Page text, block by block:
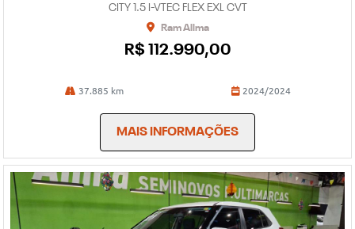
CITY 1.5 I-VTEC FLEX EXL CVT
Ram Allma
R$ 112.990,00
37.885 km 2024/2024
MAIS INFORMAÇÕES